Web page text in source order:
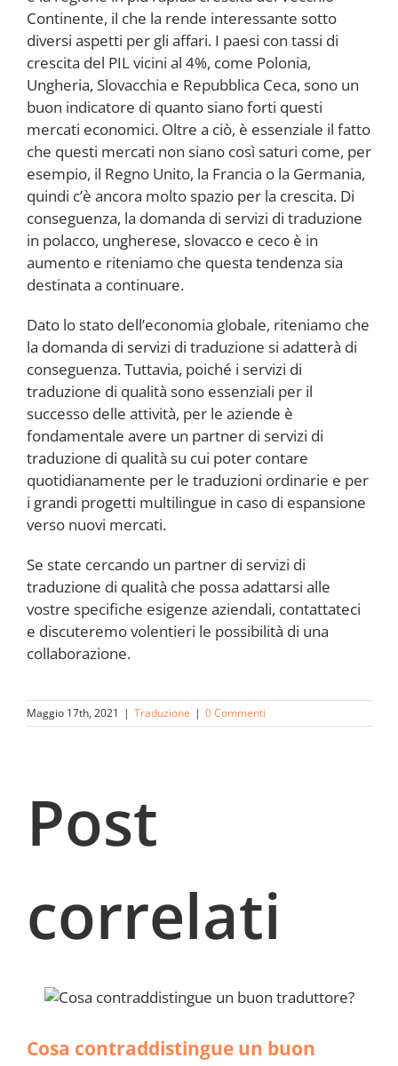
Continente, il che la rende interessante sotto
diversi aspetti per gli affari. I paesi con tassi di
crescita del PIL vicini al 4%, come Polonia,
Ungheria, Slovacchia e Repubblica Ceca, sono un
buon indicatore di quanto siano forti questi
mercati economici. Oltre a ciò, è essenziale il fatto
che questi mercati non siano così saturi come, per
esempio, il Regno Unito, la Francia o la Germania,
quindi c’è ancora molto spazio per la crescita. Di
conseguenza, la domanda di servizi di traduzione
in polacco, ungherese, slovacco e ceco è in
aumento e riteniamo che questa tendenza sia
destinata a continuare.
Dato lo stato dell’economia globale, riteniamo che
la domanda di servizi di traduzione si adatterà di
conseguenza. Tuttavia, poiché i servizi di
traduzione di qualità sono essenziali per il
successo delle attività, per le aziende è
fondamentale avere un partner di servizi di
traduzione di qualità su cui poter contare
quotidianamente per le traduzioni ordinarie e per
i grandi progetti multilingue in caso di espansione
verso nuovi mercati.
Se state cercando un partner di servizi di
traduzione di qualità che possa adattarsi alle
vostre specifiche esigenze aziendali, contattateci
e discuteremo volentieri le possibilità di una
collaborazione.
Maggio 17th, 2021 | Traduzione | 0 Commenti
Post
correlati
Cosa contraddistingue un buon